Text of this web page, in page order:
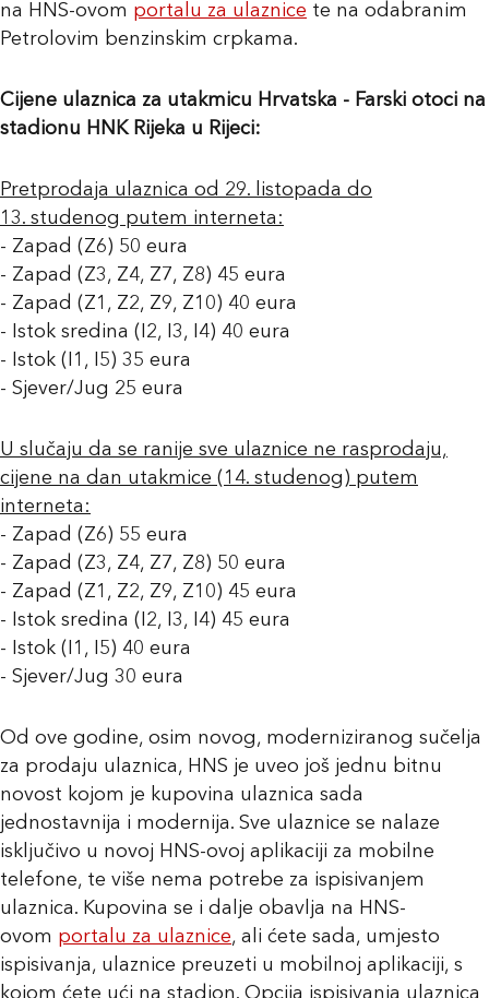
na HNS-ovom portalu za ulaznice te na odabranim
Petrolovim benzinskim crpkama.
Cijene ulaznica za utakmicu Hrvatska - Farski otoci na
stadionu HNK Rijeka u Rijeci:
Pretprodaja ulaznica od 29. listopada do
13. studenog putem interneta:
- Zapad (Z6) 50 eura
- Zapad (Z3, Z4, Z7, Z8) 45 eura
- Zapad (Z1, Z2, Z9, Z10) 40 eura
- Istok sredina (I2, I3, I4) 40 eura
- Istok (I1, I5) 35 eura
- Sjever/Jug 25 eura
U slučaju da se ranije sve ulaznice ne rasprodaju,
cijene na dan utakmice (14. studenog) putem
interneta:
- Zapad (Z6) 55 eura
- Zapad (Z3, Z4, Z7, Z8) 50 eura
- Zapad (Z1, Z2, Z9, Z10) 45 eura
- Istok sredina (I2, I3, I4) 45 eura
- Istok (I1, I5) 40 eura
- Sjever/Jug 30 eura
Od ove godine, osim novog, moderniziranog sučelja
za prodaju ulaznica, HNS je uveo još jednu bitnu
novost kojom je kupovina ulaznica sada
jednostavnija i modernija. Sve ulaznice se nalaze
isključivo u novoj HNS-ovoj aplikaciji za mobilne
telefone, te više nema potrebe za ispisivanjem
ulaznica. Kupovina se i dalje obavlja na HNS-
ovom portalu za ulaznice, ali ćete sada, umjesto
ispisivanja, ulaznice preuzeti u mobilnoj aplikaciji, s
kojom ćete ući na stadion. Opcija ispisivanja ulaznica